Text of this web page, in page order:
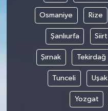
Osmaniye Rize
Şanlıurfa Siirt
Şırnak Tekirdağ
Tunceli Uşak
Yozgat